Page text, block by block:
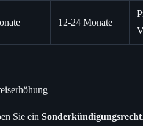
12-24 Monate
Sie ein Sonderkündigungsrecht